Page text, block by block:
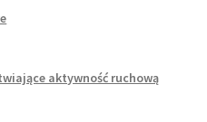
aktywność ruchową